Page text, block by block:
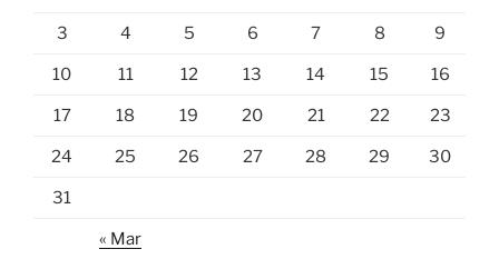
3 4 5 6 7 8 9
10 11 12 13 14 15 16
17 18 19 20 21 22 23
24 25 26 27 28 29 30
31
« Mar